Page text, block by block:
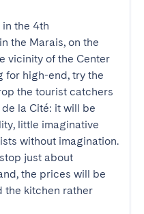
the 4th
the Marais, on the
vicinity of the Center
for high-end, try the
the tourist catchers
la Cité: it will be
little imaginative
without imagination.
just about
the prices will be
the kitchen rather